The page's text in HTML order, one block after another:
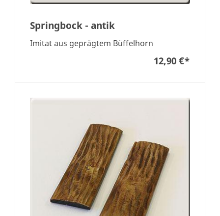
Springbock - antik
Imitat aus geprägtem Büffelhorn
12,90 €*